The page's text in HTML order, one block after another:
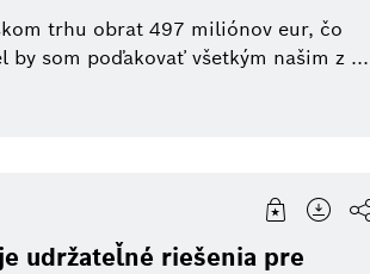
trhu obrat 497 miliónov eur, čo
som poďakovať všetkým našim z ...
udržateľné riešenia pre